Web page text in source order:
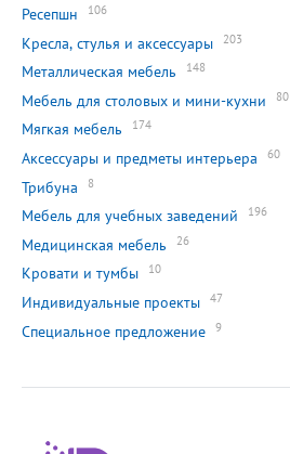
Ресепшн 106
Кресла, стулья и аксессуары 203
Металлическая мебель 148
Мебель для столовых и мини-кухни 80
Мягкая мебель 174
Аксессуары и предметы интерьера 60
Трибуна 8
Мебель для учебных заведений 196
Медицинская мебель 26
Кровати и тумбы 10
Индивидуальные проекты 47
Специальное предложение 9